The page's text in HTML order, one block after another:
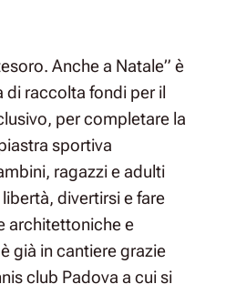
Anche a Natale” è
di raccolta fondi per il
per completare la
sportiva
ragazzi e adulti
divertirsi e fare
architettoniche e
già in cantiere grazie
club Padova a cui si